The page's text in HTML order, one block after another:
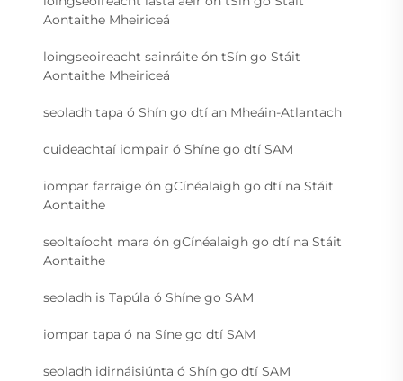
Aontaithe Mheiriceá
loingseoireacht sainráite ón tSín go Stáit
Aontaithe Mheiriceá
seoladh tapa ó Shín go dtí an Mheáin-Atlantach
cuideachtaí iompair ó Shíne go dtí SAM
iompar farraige ón gCínéalaigh go dtí na Stáit
Aontaithe
seoltaíocht mara ón gCínéalaigh go dtí na Stáit
Aontaithe
seoladh is Tapúla ó Shíne go SAM
iompar tapa ó na Síne go dtí SAM
seoladh idirnáisiúnta ó Shín go dtí SAM